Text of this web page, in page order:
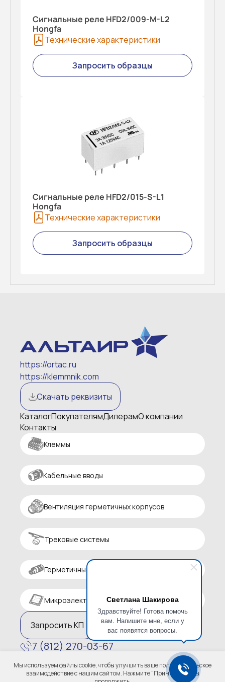
Светлана Шакирова
Здравствуйте! Готова помочь
вам. Напишите мне, если у
вас появятся вопросы.
Сигнальные реле HFD2/009-M-L2
Hongfa
Технические характеристики
Запросить образцы
Сигнальные реле HFD2/015-S-L1
Hongfa
Технические характеристики
Запросить образцы
https://ortac.ru
https://klemmnik.com
Скачать реквизиты
КаталогПокупателямДилерамО компании
Контакты
Клеммы
Кабельные вводы
Вентиляция герметичных корпусов
Трековые системы
Герметичные разъемы
Микроэлектроника
Запросить КП
7 (812) 270-03-67
zakaz@altaircom.ru
Политика конфиденциальности
Мы используем файлы cookie, чтобы улучшить ваше пользовательское
взаимодействие с нашим сайтом. Нажмите "Принять", чтобы